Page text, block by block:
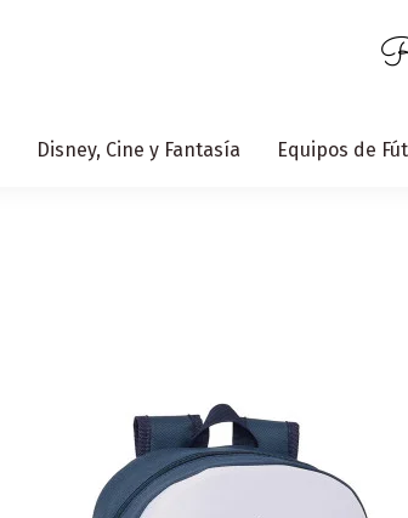
Disney, Cine y Fantasía Equipos de